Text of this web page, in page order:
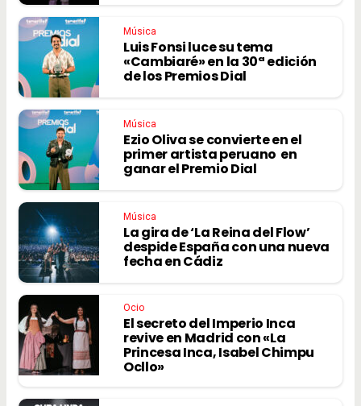
Música
Luis Fonsi luce su tema
«Cambiaré» en la 30ª edición
de los Premios Dial
Música
Ezio Oliva se convierte en el
primer artista peruano en
ganar el Premio Dial
Música
La gira de ‘La Reina del Flow’
despide España con una nueva
fecha en Cádiz
Ocio
El secreto del Imperio Inca
revive en Madrid con «La
Princesa Inca, Isabel Chimpu
Ocllo»